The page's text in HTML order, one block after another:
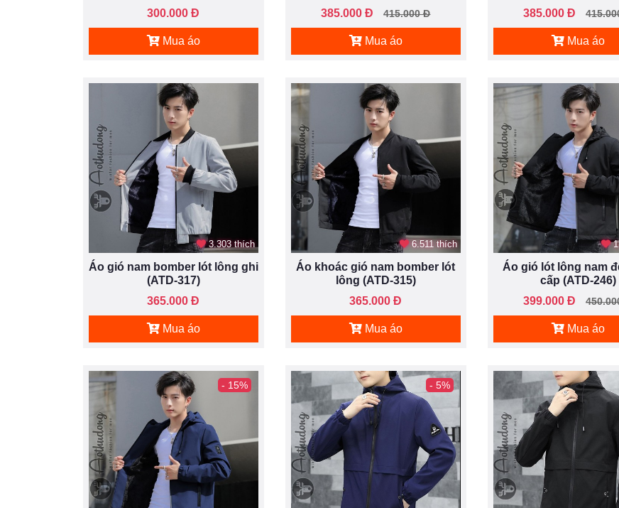
300.000 Đ
Mua áo
385.000 Đ
415.000 Đ
Mua áo
385.000 Đ
Mua áo
3.303 thích
Áo gió nam bomber lót lông ghi
(ATD-317)
365.000 Đ
Mua áo
6.511 thích
Áo khoác gió nam bomber lót
lông (ATD-315)
365.000 Đ
Mua áo
Áo gió lót lông nam
cấp (ATD-246)
399.000 Đ
Mua áo
- 15% - 5%